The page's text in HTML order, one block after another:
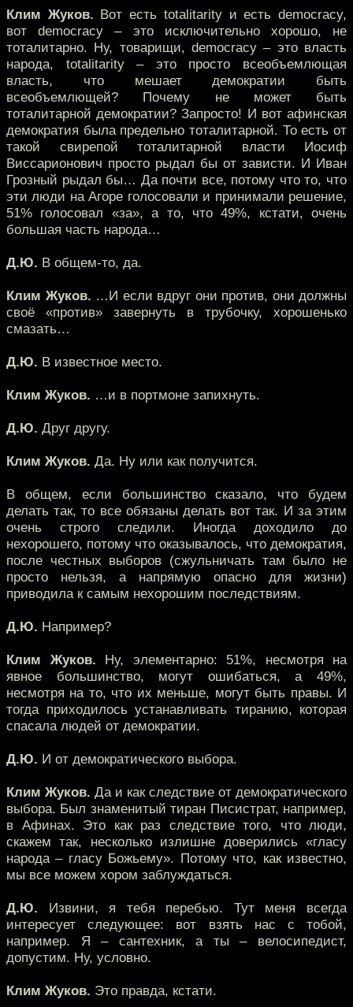
Клим Жуков. Вот есть totalitarity и есть democracy,
вот democracy – это исключительно хорошо, не
тоталитарно. Ну, товарищи, democracy – это власть
народа, totalitarity – это просто всеобъемлющая
власть, что мешает демократии быть
всеобъемлющей? Почему не может быть
тоталитарной демократии? Запросто! И вот афинская
демократия была предельно тоталитарной. То есть от
такой свирепой тоталитарной власти Иосиф
Виссарионович просто рыдал бы от зависти. И Иван
Грозный рыдал бы… Да почти все, потому что то, что
эти люди на Агоре голосовали и принимали решение,
51% голосовал «за», а то, что 49%, кстати, очень
большая часть народа…
Д.Ю. В общем-то, да.
Клим Жуков. …И если вдруг они против, они должны
своё «против» завернуть в трубочку, хорошенько
смазать…
Д.Ю. В известное место.
Клим Жуков. …и в портмоне запихнуть.
Д.Ю. Друг другу.
Клим Жуков. Да. Ну или как получится.
В общем, если большинство сказало, что будем
делать так, то все обязаны делать вот так. И за этим
очень строго следили. Иногда доходило до
нехорошего, потому что оказывалось, что демократия,
после честных выборов (сжульничать там было не
просто нельзя, а напрямую опасно для жизни)
приводила к самым нехорошим последствиям.
Д.Ю. Например?
Клим Жуков. Ну, элементарно: 51%, несмотря на
явное большинство, могут ошибаться, а 49%,
несмотря на то, что их меньше, могут быть правы. И
тогда приходилось устанавливать тиранию, которая
спасала людей от демократии.
Д.Ю. И от демократического выбора.
Клим Жуков. Да и как следствие от демократического
выбора. Был знаменитый тиран Писистрат, например,
в Афинах. Это как раз следствие того, что люди,
скажем так, несколько излишне доверились «гласу
народа – гласу Божьему». Потому что, как известно,
мы все можем хором заблуждаться.
Д.Ю. Извини, я тебя перебью. Тут меня всегда
интересует следующее: вот взять нас с тобой,
например. Я – сантехник, а ты – велосипедист,
допустим. Ну, условно.
Клим Жуков. Это правда, кстати.